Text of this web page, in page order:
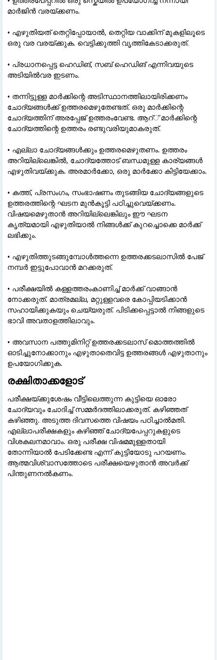
മാർജിൻ വരയ്ക്കണം.
• എഴുതിയത് തെറ്റിപ്പോയാൽ, തെറ്റിയ വാക്കിന് മുകളിലൂടെ
ഒരു വര വരയ്ക്കുക. വെട്ടിക്കുത്തി വൃത്തികേടാക്കരുത്.
• പ്രധാനപ്പെട്ട ഹെഡിങ്, സബ് ഹെഡിങ് എന്നിവയുടെ
അടിയിൽവര ഇടണം.
• തന്നിട്ടുള്ള മാർക്കിന്റെ അടിസ്ഥാനത്തിലായിരിക്കണം
ചോദ്യങ്ങൾക്ക് ഉത്തരമെഴുതേണ്ടത്. ഒരു മാർക്കിന്റെ
ചോദ്യത്തിന് അരപ്പേജ് ഉത്തരംവേണ്ട. ആറ്്‌ മാർക്കിന്റെ
ചോദ്യത്തിന്റെ ഉത്തരം രണ്ടുവരിയുമാകരുത്.
• എല്ലാ ചോദ്യങ്ങൾക്കും ഉത്തരമെഴുതണം. ഉത്തരം
അറിയില്ലെങ്കിൽ, ചോദ്യത്തോട് ബന്ധമുള്ള കാര്യങ്ങൾ
എഴുതിവയ്ക്കുക. അരമാർക്കോ, ഒരു മാർക്കോ കിട്ടിയേക്കാം.
• കത്ത്, പ്രസംഗം, സംഭാഷണം തുടങ്ങിയ ചോദ്യങ്ങളുടെ
ഉത്തരത്തിന്റെ ഘടന മുൻകൂട്ടി പഠിച്ചുവെയ്ക്കണം.
വിഷയമെഴുതാൻ അറിയില്ലെങ്കിലും ഈ ഘടന
കൃത്യമായി എഴുതിയാൽ നിങ്ങൾക്ക് കുറച്ചൊക്കെ മാർക്ക്
ലഭിക്കും.
• എഴുതിത്തുടങ്ങുമ്പോൾത്തന്നെ ഉത്തരക്കടലാസിൽ പേജ്
നമ്പർ ഇട്ടുപോവാൻ മറക്കരുത്.
• പരീക്ഷയിൽ കള്ളത്തരംകാണിച്ച് മാർക്ക് വാങ്ങാൻ
നോക്കരുത്. മാത്രമല്ല, മറ്റുള്ളവരെ കോപ്പിയടിക്കാൻ
സഹായിക്കുകയും ചെയ്യരുത്. പിടിക്കപ്പെട്ടാൽ നിങ്ങളുടെ
ഭാവി അവതാളത്തിലാവും.
• അവസാന പത്തുമിനിറ്റ് ഉത്തരക്കടലാസ് മൊത്തത്തിൽ
ഓടിച്ചുനോക്കാനും എഴുതാതെവിട്ട ഉത്തരങ്ങൾ എഴുതാനും
ഉപയോഗിക്കുക.
രക്ഷിതാക്കളോട്
പരീക്ഷയ്ക്കുശേഷം വീട്ടിലെത്തുന്ന കുട്ടിയെ ഓരോ
ചോദ്യവും ചോദിച്ച് സമ്മർദത്തിലാക്കരുത്. കഴിഞ്ഞത്
കഴിഞ്ഞു. അടുത്ത ദിവസത്തെ വിഷയം പഠിച്ചാൽമതി.
എല്ലാപരീക്ഷകളും കഴിഞ്ഞ് ചോദ്യപേപ്പറുകളുടെ
വിശകലനമാവാം. ഒരു പരീക്ഷ വിഷമമുള്ളതായി
തോന്നിയാൽ പേടിക്കേണ്ട എന്ന് കുട്ടിയോടു പറയണം.
ആത്മവിശ്വാസത്തോടെ പരീക്ഷയെഴുതാൻ അവർക്ക്
പിന്തുണനൽകണം.